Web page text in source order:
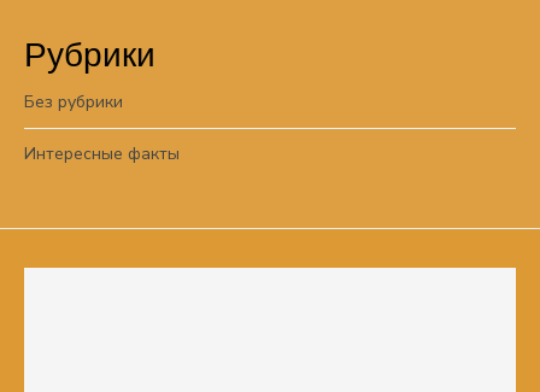
Рубрики
Без рубрики
Интересные факты